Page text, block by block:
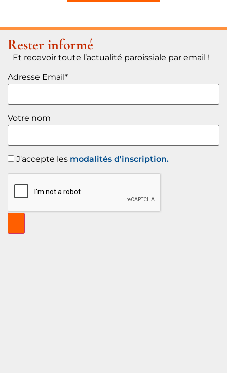
Rester informé
Et recevoir toute l’actualité paroissiale par email !
Adresse Email*
Votre nom
J'accepte les modalités d'inscription.